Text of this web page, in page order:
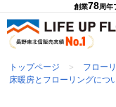
創業78周年
トップページ
フロー
床暖房とフローリングに